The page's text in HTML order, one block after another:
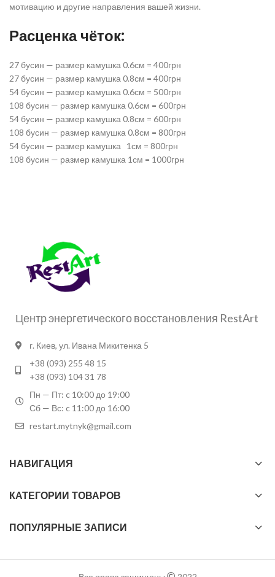
мотивацию и другие направления вашей жизни.
Расценка чёток:⠀
27 бусин — размер камушка 0.6см = 400грн
27 бусин — размер камушка 0.8см = 400грн
54 бусин — размер камушка 0.6см = 500грн
108 бусин — размер камушка 0.6см = 600грн
54 бусин — размер камушка 0.8см = 600грн
108 бусин — размер камушка 0.8см = 800грн
54 бусин — размер камушка 1см = 800грн
108 бусин — размер камушка 1см = 1000грн
Центр энергетического восстановления RestArt
г. Киев, ул. Ивана Микитенка 5
+38 (093) 255 48 15
+38 (093) 104 31 78
Пн — Пт: c 10:00 до 19:00
Сб — Вс: c 11:00 до 16:00
restart.mytnyk@gmail.com
НАВИГАЦИЯ
КАТЕГОРИИ ТОВАРОВ
ПОПУЛЯРНЫЕ ЗАПИСИ